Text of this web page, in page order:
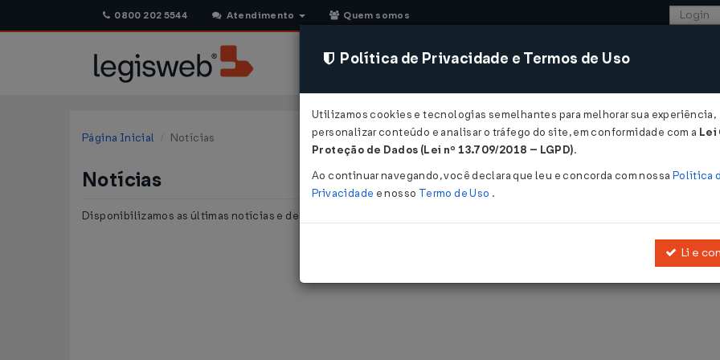
0800 202 5544 Atendimento Quem somos
CONSULTORIA SISTEMAS COMÉRCIO
Página Inicial Notícias
Notícias
Disponibilizamos as últimas notícias e destaques publicadas pelo LegisWeb.
Política de Privacidade e Termos de Uso
Utilizamos cookies e tecnologias semelhantes para melhorar sua experiência,
personalizar conteúdo e analisar o tráfego do site, em conformidade com a Lei
Proteção de Dados (Lei nº 13.709/2018 – LGPD).
Ao continuar navegando, você declara que leu e concorda com nossa Política
Privacidade e nosso Termo de Uso .
Li e